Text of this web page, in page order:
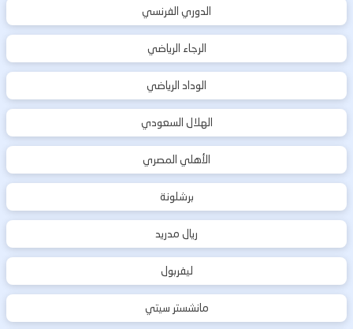
الدوري الفرنسي
الرجاء الرياضي
الوداد الرياضي
الهلال السعودي
الأهلي المصري
برشلونة
ريال مدريد
ليفربول
مانشستر سيتي